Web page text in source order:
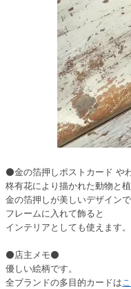
⚫金の箔押しポストカード や
柊有花により描かれた動物と
金の箔押しが美しいデザインで
フレームに入れて飾ると
インテリアとしても使えます。
⚫店主メモ⚫
優しい絵柄です。
全ブランドの多目的カードは